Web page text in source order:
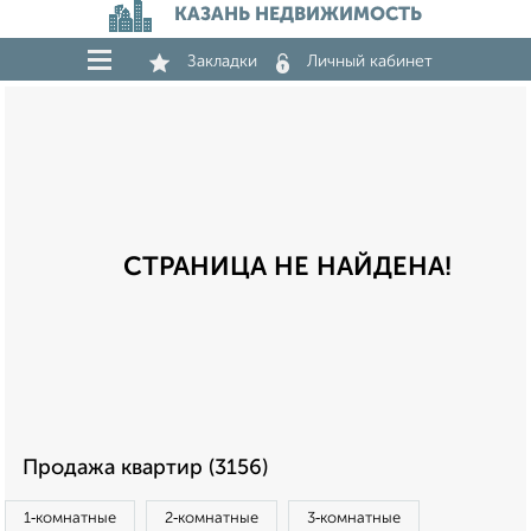
КАЗАНЬ НЕДВИЖИМОСТЬ
Закладки Личный кабинет
СТРАНИЦА НЕ НАЙДЕНА!
Продажа квартир (3156)
1‑комнатные 2‑комнатные 3‑комнатные